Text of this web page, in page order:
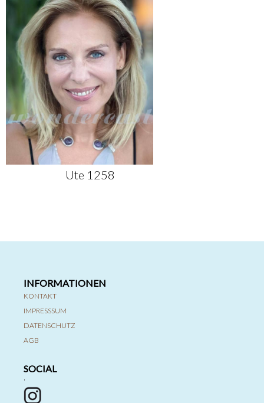
Ute 1258
INFORMATIONEN
KONTAKT
IMPRESSSUM
DATENSCHUTZ
AGB
SOCIAL
'